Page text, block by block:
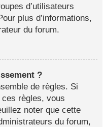
d’utilisateurs
plus d’informations,
du forum.
?
de règles. Si
règles, vous
noter que cette
du forum,